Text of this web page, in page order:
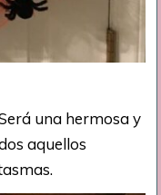
una hermosa y
aquellos